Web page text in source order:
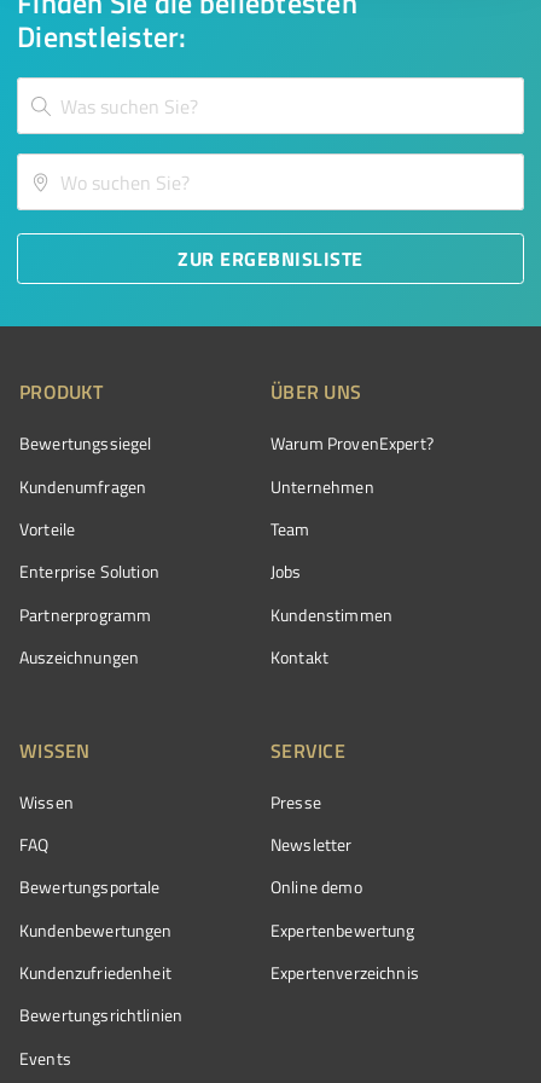
Dienstleister:
ZUR ERGEBNISLISTE
PRODUKT
Bewertungssiegel
Kundenumfragen
Vorteile
Enterprise Solution
Partnerprogramm
Auszeichnungen
ÜBER UNS
Warum ProvenExpert?
Unternehmen
Team
Jobs
Kundenstimmen
Kontakt
WISSEN
Wissen
FAQ
Bewertungsportale
Kundenbewertungen
Kundenzufriedenheit
Bewertungs­richtlinien
Events
SERVICE
Presse
Newsletter
Online demo
Expertenbewertung
Expertenverzeichnis